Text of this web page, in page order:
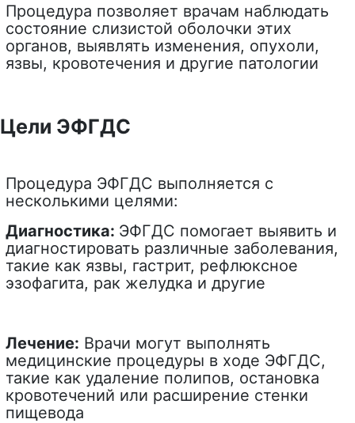
Процедура позволяет врачам наблюдать
состояние слизистой оболочки этих
органов, выявлять изменения, опухоли,
язвы, кровотечения и другие патологии
Цели ЭФГДС
Процедура ЭФГДС выполняется с
несколькими целями:
Диагностика: ЭФГДС помогает выявить и
диагностировать различные заболевания,
такие как язвы, гастрит, рефлюксное
эзофагита, рак желудка и другие
Лечение: Врачи могут выполнять
медицинские процедуры в ходе ЭФГДС,
такие как удаление полипов, остановка
кровотечений или расширение стенки
пищевода